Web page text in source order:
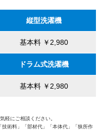
縦型洗濯機
基本料 ￥2,980
ドラム式洗濯機
基本料 ￥2,980
軽にご相談ください。
術料」「部材代」「本体代」「狭所作